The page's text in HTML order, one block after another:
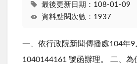
最後更新日期：108-01-09
資料點閱次數：1937
一、依行政院新聞傳播處104年
1040144161 號函辦理。 二、為